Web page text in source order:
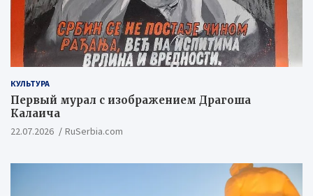
КУЛЬТУРА
Первый мурал с изображением Драгоша
Калаича
22.07.2026 RuSerbia.com